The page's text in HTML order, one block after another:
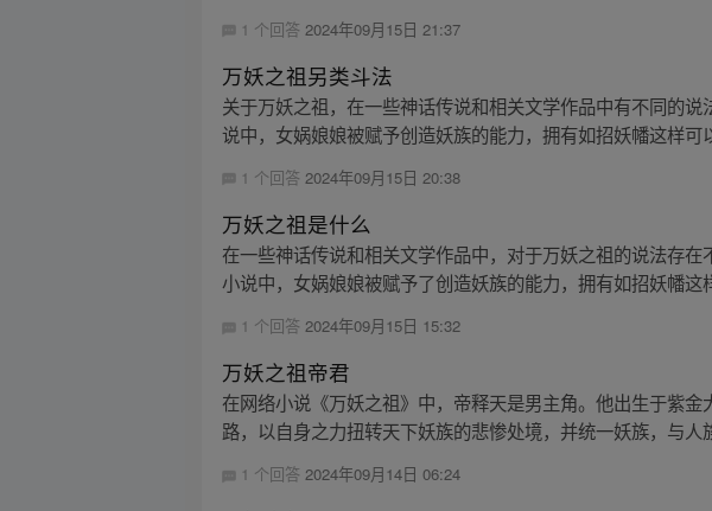
1 个回答 2024年09月15日 21:37
万妖之祖另类斗法
关于万妖之祖，在一些神话传说和相关文学作品中有不同的
说中，女娲娘娘被赋予创造妖族的能力，拥有如招妖幡这样可
1 个回答 2024年09月15日 20:38
万妖之祖是什么
在一些神话传说和相关文学作品中，对于万妖之祖的说法存
小说中，女娲娘娘被赋予了创造妖族的能力，拥有如招妖幡这
1 个回答2024年09月15日 15:32
万妖之祖帝君
在网络小说《万妖之祖》中，帝释天是男主角。他出生于紫
路，以自身之力扭转天下妖族的悲惨处境，并统一妖族，与人
1 个回答2024年09月14日 06:24